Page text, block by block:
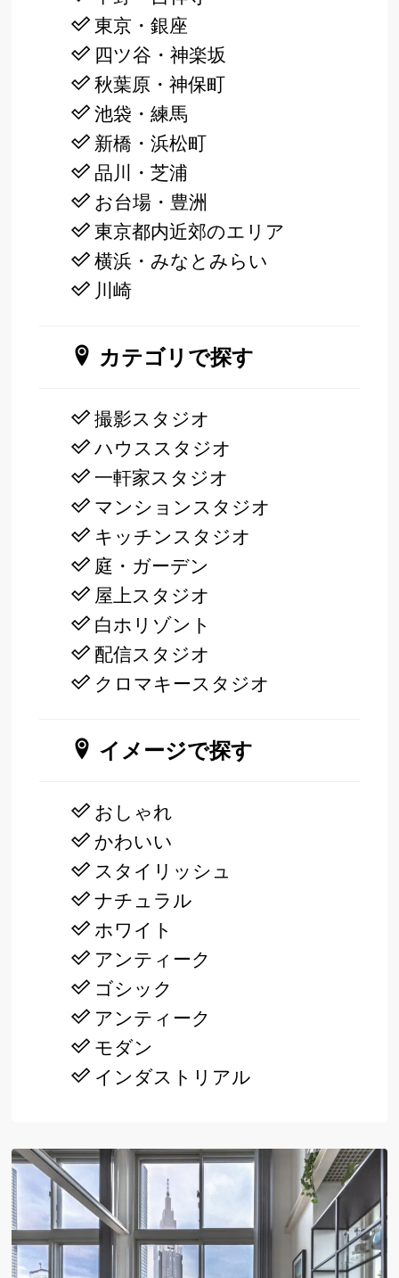
東京・銀座
四ツ谷・神楽坂
秋葉原・神保町
池袋・練馬
新橋・浜松町
品川・芝浦
お台場・豊洲
東京都内近郊のエリア
横浜・みなとみらい
川崎
カテゴリで探す
撮影スタジオ
ハウススタジオ
一軒家スタジオ
マンションスタジオ
キッチンスタジオ
庭・ガーデン
屋上スタジオ
白ホリゾント
配信スタジオ
クロマキースタジオ
イメージで探す
おしゃれ
かわいい
スタイリッシュ
ナチュラル
ホワイト
アンティーク
ゴシック
アンティーク
モダン
インダストリアル